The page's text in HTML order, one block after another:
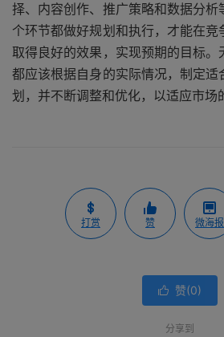
择、内容创作、推广策略和数据分
个环节都做好规划和执行，才能在竞
取得良好的效果，实现预期的目标。
都应该根据自身的实际情况，制定
划，并不断调整和优化，以适应市场
打赏 赞 微海报
 赞(0)
分享到